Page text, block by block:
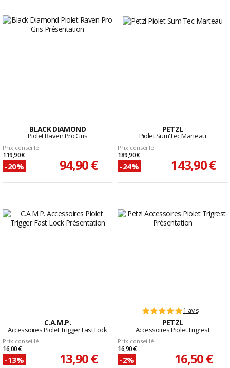
BLACK DIAMOND
Piolet Raven Pro Gris
Prix conseillé
119,90 €
-20% 94,90 €
PETZL
Piolet Sum'Tec Marteau
Prix conseillé
189,90 €
-24% 143,90 €
C.A.M.P.
Accessoires Piolet Trigger Fast Lock
Prix conseillé
16,00 €
-13% 13,90 €
1 avis
PETZL
Accessoires Piolet Trigrest
Prix conseillé
16,90 €
-2% 16,50 €